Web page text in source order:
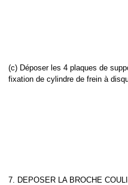
(c) Déposer les 4 plaques de
fixation de cylindre de frein à
7. DEPOSER LA BROCHE